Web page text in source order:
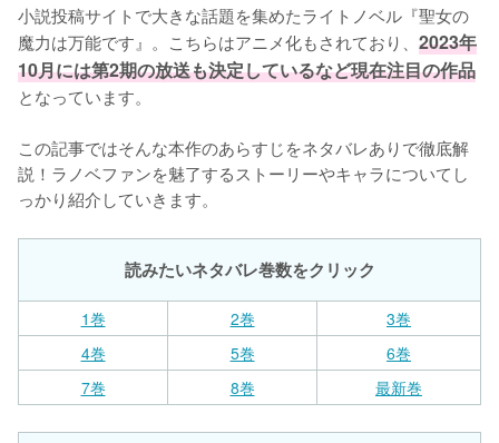
小説投稿サイトで大きな話題を集めたライトノベル『聖女の
魔力は万能です』。こちらはアニメ化もされており、 2023年
10月には第2期の放送も決定しているなど現在注目の作品
となっています。
この記事ではそんな本作のあらすじをネタバレありで徹底解
説！ラノベファンを魅了するストーリーやキャラについてし
っかり紹介していきます。
読みたいネタバレ巻数をクリック
1巻 2巻
3巻
4巻
5巻
6巻
7巻
8巻 最新巻